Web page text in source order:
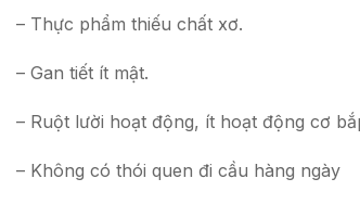
– Thực phẩm thiếu chất xơ.
– Gan tiết ít mật.
– Ruột lười hoạt động, ít hoạt động cơ
– Không có thói quen đi cầu hàng ngày